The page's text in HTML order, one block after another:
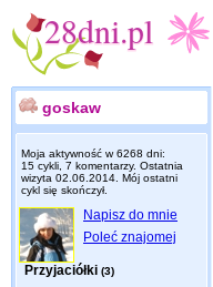
goskaw
Moja aktywność w 6268 dni:
15 cykli, 7 komentarzy. Ostatnia
wizyta 02.06.2014 . Mój ostatni
cykl się skończył.
Napisz do mnie
Poleć znajomej
Przyjaciółki (3)